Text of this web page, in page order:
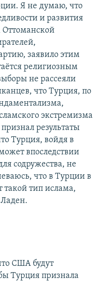
Я не думаю, что
и развития
заявило этим
религиозным
не рассеяли
что Турция, по
экстремизма
результаты
Турция, войдя в
впоследствии
содружества, не
что в Турции в
тип ислама,
США будут
Турция признала